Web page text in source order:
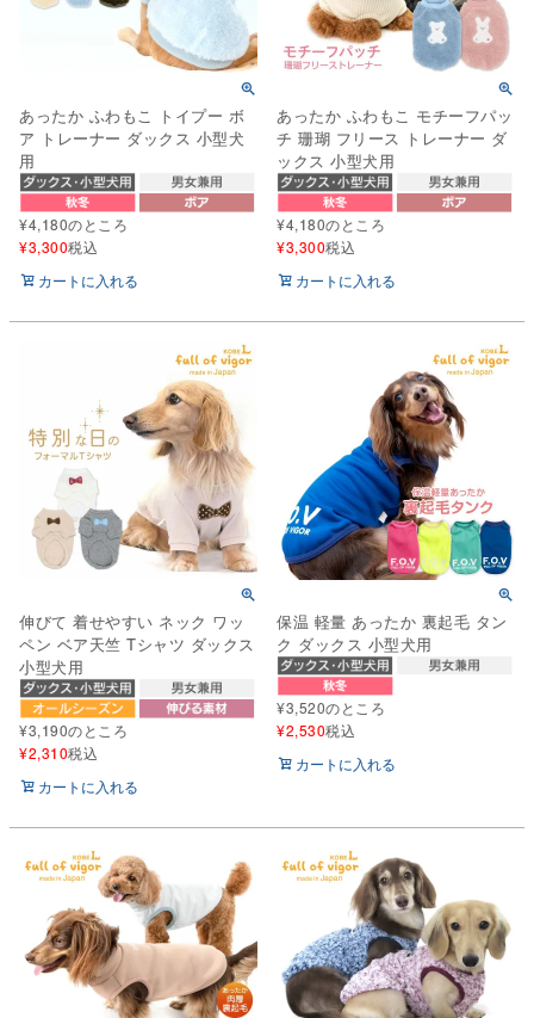
あったか ふわもこ トイプー ボ
ア トレーナー ダックス 小型犬
用
¥4,180のところ
¥3,300税込
カートに入れる
あったか ふわもこ モチーフパッ
チ 珊瑚 フリース トレーナー ダ
ックス 小型犬用
¥4,180のところ
¥3,300税込
カートに入れる
伸びて 着せやすい ネック ワッ
ペン ベア天竺 Tシャツ ダックス
小型犬用
¥3,190のところ
¥2,310税込
カートに入れる
保温 軽量 あったか 裏起毛 タン
ク ダックス 小型犬用
¥3,520のところ
¥2,530税込
カートに入れる